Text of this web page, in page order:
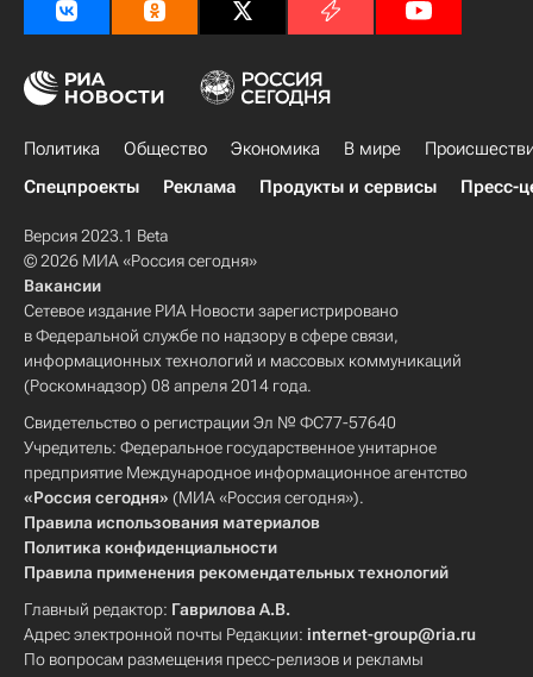
Политика Общество Экономика В мире
Спецпроекты
Реклама Продукты и сервисы Пресс-
Версия 2023.1 Beta
© 2026 МИА «Россия сегодня»
Вакансии
Сетевое издание РИА Новости зарегистрировано
в Федеральной службе по надзору в сфере связи,
информационных технологий и массовых коммуникаций
(Роскомнадзор) 08 апреля 2014 года.
Свидетельство о регистрации Эл № ФС77-57640
Учредитель: Федеральное государственное унитарное
предприятие Международное информационное агентство
«Россия сегодня» (МИА «Россия сегодня»).
Правила использования материалов
Политика конфиденциальности
Правила применения рекомендательных технологий
Главный редактор: Гаврилова А.В.
Адрес электронной почты Редакции: internet-group@ria.ru
По вопросам размещения пресс-релизов и рекламы